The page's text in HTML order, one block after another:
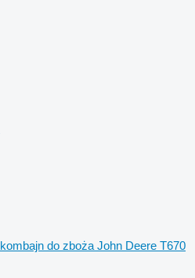
kombajn do zboża John Deere T670